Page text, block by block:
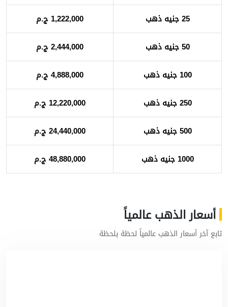
25 جنيه ذهب
1,222,000 ج.م
50 جنيه ذهب
2,444,000 ج.م
100 جنيه ذهب
4,888,000 ج.م
250 جنيه ذهب
12,220,000 ج.م
500 جنيه ذهب
24,440,000 ج.م
1000 جنيه ذهب
48,880,000 ج.م
أسعار الذهب عالمياً
تابع آخر أسعار الذهب عالمياً لحظة بلحظة